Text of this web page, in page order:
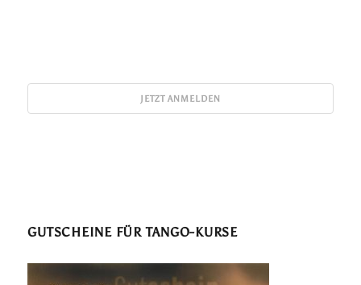
GUTSCHEINE FÜR TANGO-KURSE